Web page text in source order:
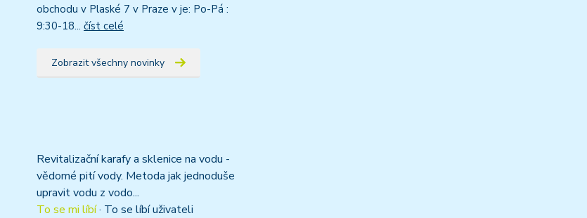
obchodu v Plaské 7 v Praze v je: Po-Pá :
9:30-18... číst celé
Zobrazit všechny novinky
Revitalizační karafy a sklenice na vodu -
vědomé pití vody. Metoda jak jednoduše
upravit vodu z vodo...
To se mi líbí· To se líbí uživateli